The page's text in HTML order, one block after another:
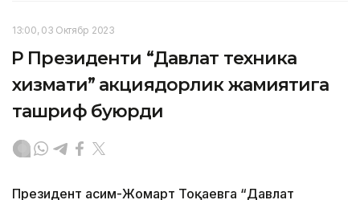
13:00, 03 Октябр 2023
ҚР Президенти “Давлат техника
хизмати” акциядорлик жамиятига
ташриф буюрди
Президент Қасим-Жомарт Тоқаевга “Давлат